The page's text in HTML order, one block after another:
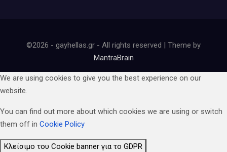
©2026 - gayhellas.gr - All rights reserved | Theme by
MantraBrain
We are using cookies to give you the best experience on our
website.
You can find out more about which cookies we are using or switch
them off in Cookie Policy
Κλείσιμο του Cookie banner για το GDPR